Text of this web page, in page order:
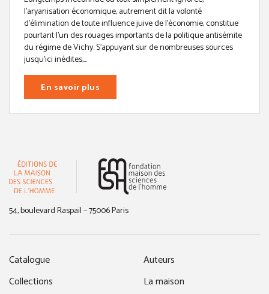
l’aryanisation économique, autrement dit la volonté
d’élimination de toute influence juive de l’économie, constitue
pourtant l’un des rouages importants de la politique antisémite
du régime de Vichy. S’appuyant sur de nombreuses sources
jusqu’ici inédites,...
En savoir plus
54, boulevard Raspail – 75006 Paris
Catalogue
Collections
Auteurs
La maison